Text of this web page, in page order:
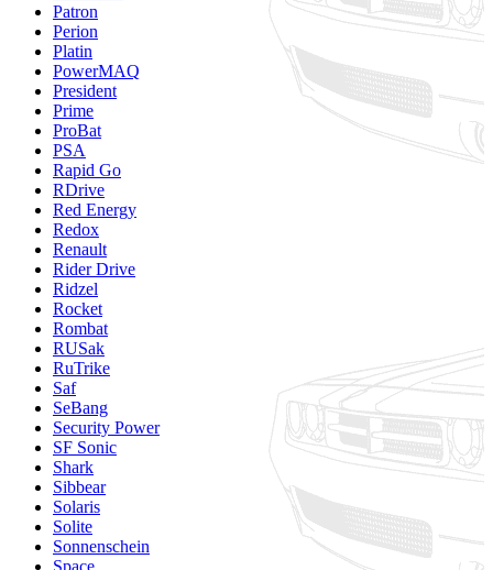
Patron
Perion
Platin
PowerMAQ
President
Prime
ProBat
PSA
Rapid Go
RDrive
Red Energy
Redox
Renault
Rider Drive
Ridzel
Rocket
Rombat
RUSak
RuTrike
Saf
SeBang
Security Power
SF Sonic
Shark
Sibbear
Solaris
Solite
Sonnenschein